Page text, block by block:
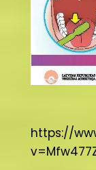
https://